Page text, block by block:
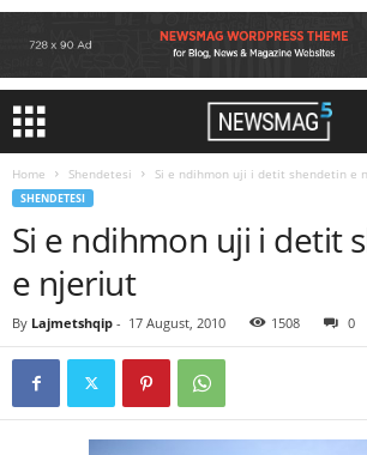
Home Shendetesi Si e ndihmon uji i detit shendetin e
SHENDETESI
Si e ndihmon uji i detit
e njeriut
By Lajmetshqip - 17 August, 2010 1508 0